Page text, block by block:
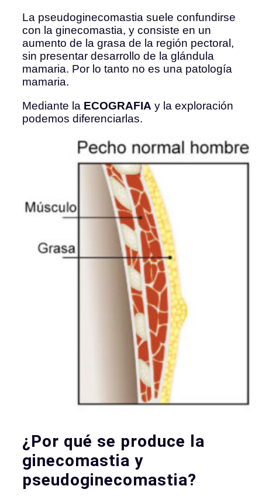
La pseudoginecomastia suele confundirse
con la ginecomastia, y consiste en un
aumento de la grasa de la región pectoral,
sin presentar desarrollo de la glándula
mamaria. Por lo tanto no es una patología
mamaria.
Mediante la ECOGRAFIA y la exploración
podemos diferenciarlas.
¿Por qué se produce la
ginecomastia y
pseudoginecomastia?